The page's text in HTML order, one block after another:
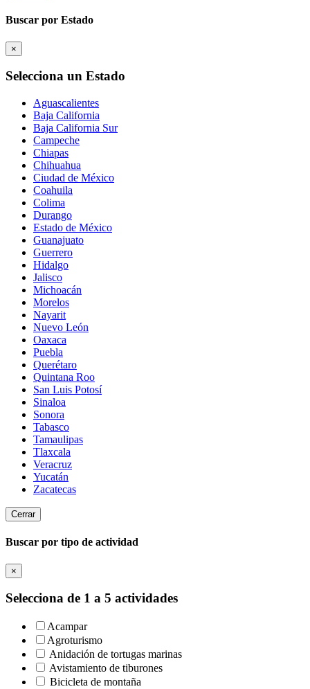
Buscar por Estado
×
Selecciona un Estado
Aguascalientes
Baja California
Baja California Sur
Campeche
Chiapas
Chihuahua
Ciudad de México
Coahuila
Colima
Durango
Estado de México
Guanajuato
Guerrero
Hidalgo
Jalisco
Michoacán
Morelos
Nayarit
Nuevo León
Oaxaca
Puebla
Querétaro
Quintana Roo
San Luis Potosí
Sinaloa
Sonora
Tabasco
Tamaulipas
Tlaxcala
Veracruz
Yucatán
Zacatecas
Cerrar
Buscar por tipo de actividad
×
Selecciona de 1 a 5 actividades
Acampar
Agroturismo
Anidación de tortugas marinas
Avistamiento de tiburones
Bicicleta de montaña